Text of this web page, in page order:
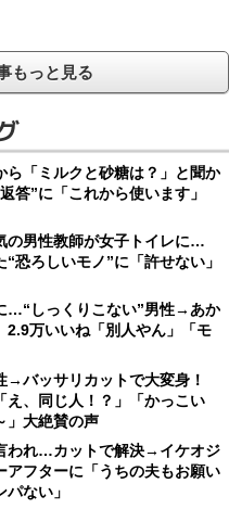
もっと見る
ら「ミルクと砂糖は？」と聞か
”に「これから使います」
の男性教師が女子トイレに…
恐ろしいモノ”に「許せない」
…“しっくりこない”男性→あか
万いいね「別人やん」「モ
→バッサリカットで大変身！
え、同じ人！？」「かっこい
」大絶賛の声
われ…カットで解決→イケオジ
フターに「うちの夫もお願い
ない」